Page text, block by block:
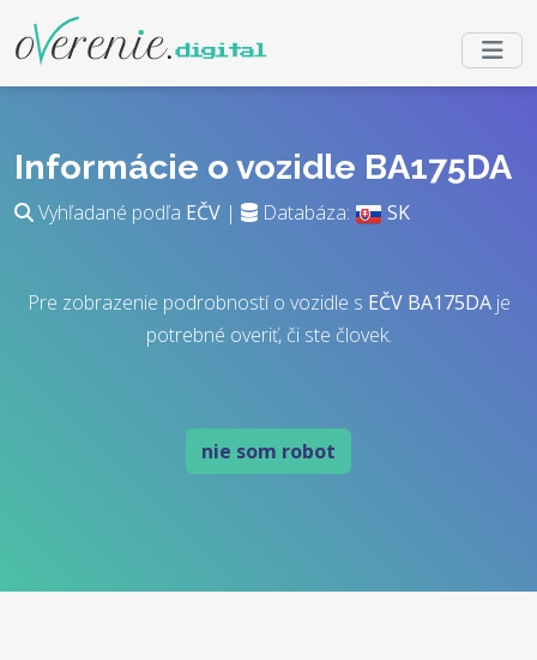
Informácie o vozidle BA175DA
Vyhľadané podľa EČV | Databáza: SK
Pre zobrazenie podrobností o vozidle s EČV BA175DAje
potrebné overiť, či ste človek.
nie som robot